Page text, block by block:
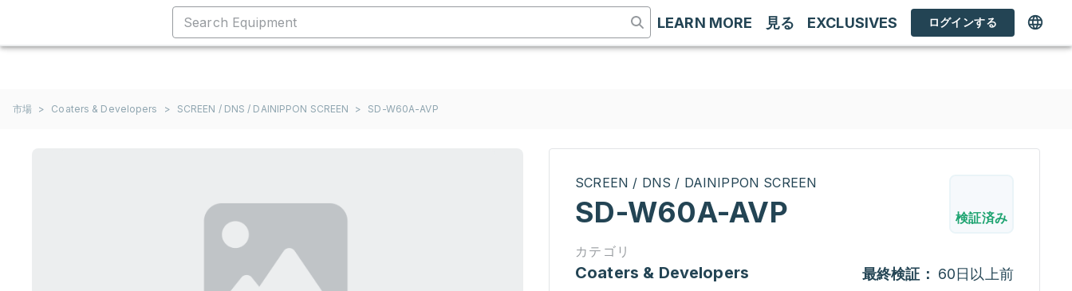
LEARN MORE 見る EXCLUSIVES ログインする
市場 > Coaters & Developers > SCREEN / DNS / DAINIPPON SCREEN > SD-W60A-AVP
SCREEN / DNS / DAINIPPON SCREEN
SD-W60A-AVP 検証済み
カテゴリ
Coaters & Developers 最終検証： 60日以上前